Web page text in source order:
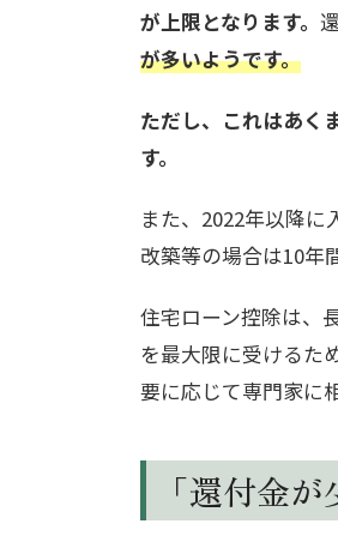
が上限となります。
が多いようです。
ただし、これはあく
す。
また、2022年以降
改築等の場合は10年
住宅ローン控除は、
を最大限に受けるた
要に応じて専門家に
「還付金